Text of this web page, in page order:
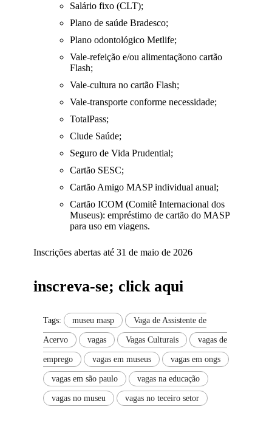
Salário fixo (CLT);
Plano de saúde Bradesco;
Plano odontológico Metlife;
Vale-refeição e/ou alimentaçãono cartão
Flash;
Vale-cultura no cartão Flash;
Vale-transporte conforme necessidade;
TotalPass;
Clude Saúde;
Seguro de Vida Prudential;
Cartão SESC;
Cartão Amigo MASP individual anual;
Cartão ICOM (Comitê Internacional dos
Museus): empréstimo de cartão do MASP
para uso em viagens.
Inscrições abertas até 31 de maio de 2026
inscreva-se; click aqui
Tags: museu masp Vaga de Assistente de
Acervo vagas Vagas Culturais vagas de
emprego vagas em museus vagas em ongs
vagas em são paulo vagas na educação
vagas no museu vagas no teceiro setor